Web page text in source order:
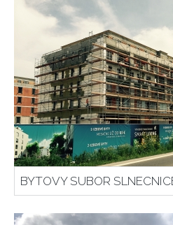
BYTOVY SUBOR